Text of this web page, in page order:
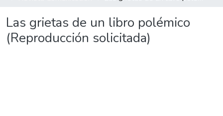
Las grietas de un libro polémico
(Reproducción solicitada)